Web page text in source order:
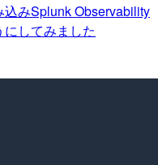
みSplunk Observability
してみました